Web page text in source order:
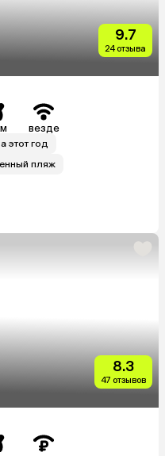
9.7
24 отзыва
везде
этот год
пляж
8.3
47 отзывов